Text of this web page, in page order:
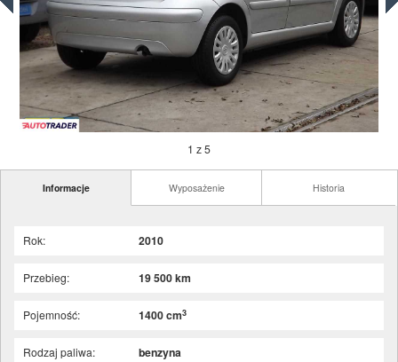
1 z 5
Informacje Wyposażenie Historia
Rok: 2010
Przebieg: 19 500 km
Pojemność: 1400 cm3
Rodzaj paliwa: benzyna